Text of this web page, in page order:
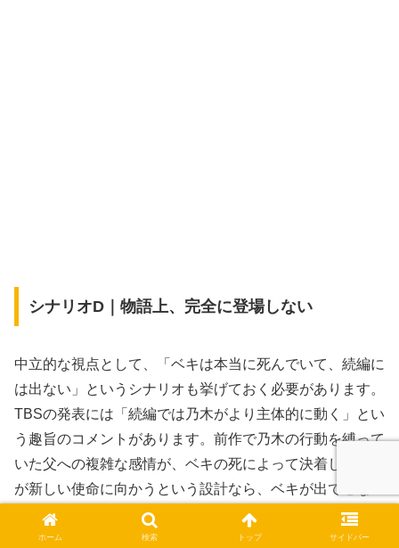
シナリオD｜物語上、完全に登場しない
中立的な視点として、「ベキは本当に死んでいて、続編に
は出ない」というシナリオも挙げておく必要があります。
TBSの発表には「続編では乃木がより主体的に動く」とい
う趣旨のコメントがあります。前作で乃木の行動を縛って
いた父への複雑な感情が、ベキの死によって決着し、乃木
が新しい使命に向かうという設計なら、ベキが出てこない
ほうが物語として自然です。
ホーム 検索 トップ サイドバー